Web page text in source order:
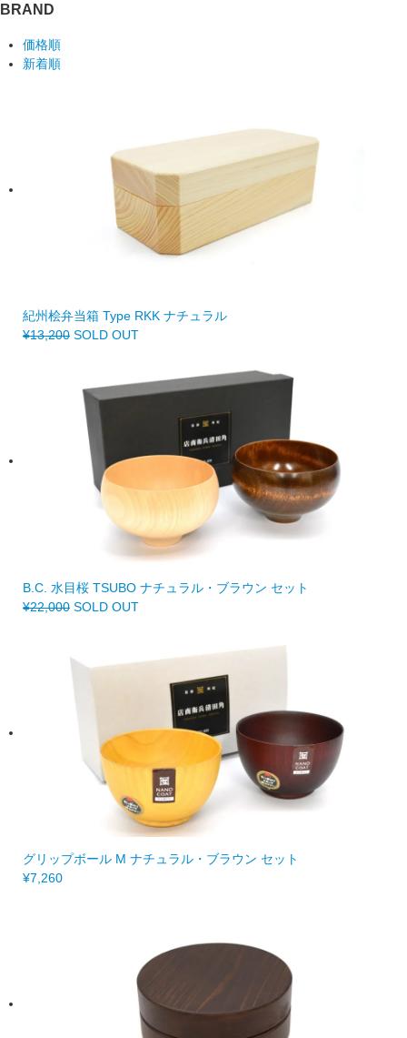
BRAND
価格順
新着順
紀州桧弁当箱 Type RKK ナチュラル
¥13,200 SOLD OUT
B.C. 水目桜 TSUBO ナチュラル・ブラウン セット
¥22,000 SOLD OUT
グリップボール M ナチュラル・ブラウン セット
¥7,260